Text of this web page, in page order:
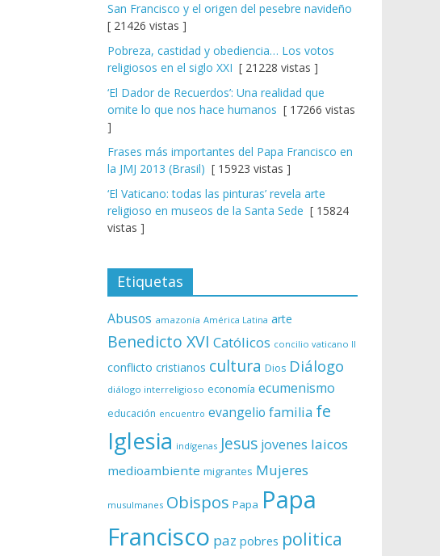
San Francisco y el origen del pesebre navideño
[ 21426 vistas ]
Pobreza, castidad y obediencia… Los votos
religiosos en el siglo XXI [ 21228 vistas ]
‘El Dador de Recuerdos’: Una realidad que
omite lo que nos hace humanos [ 17266 vistas
]
Frases más importantes del Papa Francisco en
la JMJ 2013 (Brasil) [ 15923 vistas ]
‘El Vaticano: todas las pinturas’ revela arte
religioso en museos de la Santa Sede [ 15824
vistas ]
Etiquetas
Abusos amazonía América Latina arte
Benedicto XVI Católicos concilio vaticano II
conflicto cristianos cultura Dios Diálogo
diálogo interreligioso economía ecumenismo
educación encuentro evangelio familia fe
Iglesia indígenas Jesus jovenes laicos
medioambiente migrantes Mujeres
musulmanes Obispos Papa Papa
Francisco paz pobres politica